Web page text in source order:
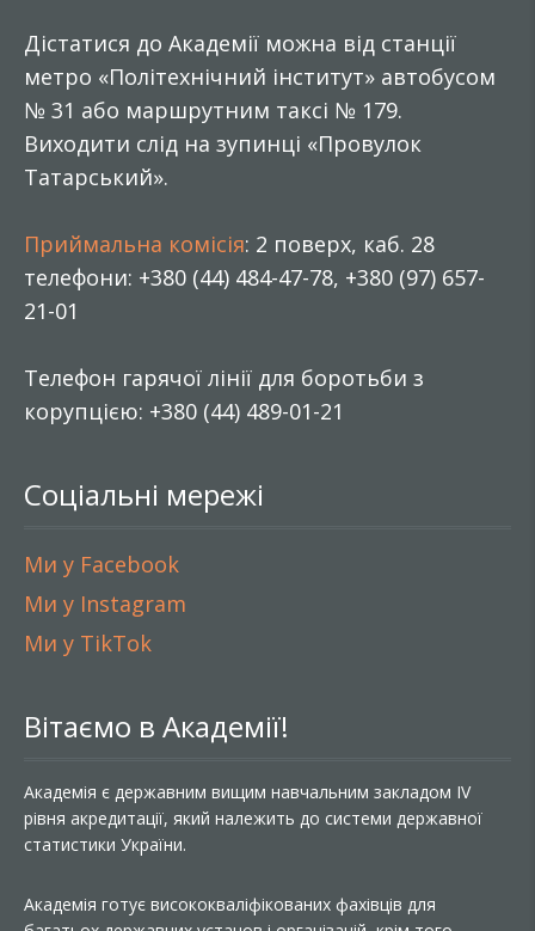
Дістатися до Академії можна від станції
метро «Політехнічний інститут» автобусом
№ 31 або маршрутним таксі № 179.
Виходити слід на зупинці «Провулок
Татарський».
Приймальна комісія: 2 поверх, каб. 28
телефони: +380 (44) 484-47-78, +380 (97) 657-
21-01
Телефон гарячої лінії для боротьби з
корупцією: +380 (44) 489-01-21
Соціальні мережі
Ми у Facebook
Ми у Instagram
Ми у TikTok
Вітаємо в Академії!
Академія є державним вищим навчальним закладом IV
рівня акредитації, який належить до системи державної
статистики України.
Академія готує висококваліфікованих фахівців для